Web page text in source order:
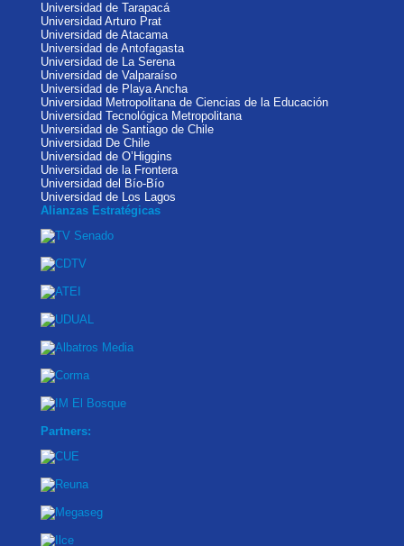
Universidad de Tarapacá
Universidad Arturo Prat
Universidad de Atacama
Universidad de Antofagasta
Universidad de La Serena
Universidad de Valparaíso
Universidad de Playa Ancha
Universidad Metropolitana de Ciencias de la Educación
Universidad Tecnológica Metropolitana
Universidad de Santiago de Chile
Universidad De Chile
Universidad de O’Higgins
Universidad de la Frontera
Universidad del Bío-Bío
Universidad de Los Lagos
Alianzas Estratégicas
Partners: